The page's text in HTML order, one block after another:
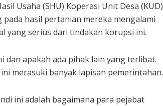
Usaha (SHU) Koperasi Unit Desa (KUD)
hasil pertanian mereka mengalami
yang serius dari tindakan korupsi ini.
dan apakah ada pihak lain yang terlibat.
merasuki banyak lapisan pemerintahan.
ini adalah bagaimana para pejabat